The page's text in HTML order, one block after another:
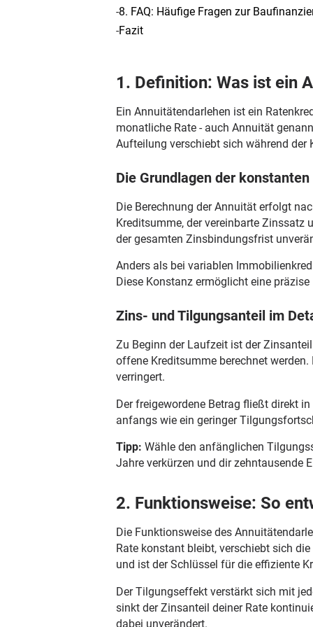
-8. FAQ: Häufige Fragen zur
-Fazit
1. Definition: Was ist ein
Ein Annuitätendarlehen ist ein
monatliche Rate - auch Annuität
Aufteilung verschiebt sich während
Die Grundlagen der
Die Berechnung der Annuität erfolgt
Kreditsumme, der vereinbarte Zinssatz
der gesamten Zinsbindungsfrist
Anders als bei variablen
Diese Konstanz ermöglicht eine
Zins- und Tilgungsanteil im
Zu Beginn der Laufzeit ist der
offene Kreditsumme berechnet
verringert.
Der freigewordene Betrag fließt direkt
anfangs wie ein geringer
Tipp: Wähle den anfänglichen
Jahre verkürzen und dir zehntausende
2. Funktionsweise: So
Die Funktionsweise des
Rate konstant bleibt, verschiebt sich
und ist der Schlüssel für die effiziente
Der Tilgungseffekt verstärkt sich mit
sinkt der Zinsanteil deiner Rate
dabei unverändert.